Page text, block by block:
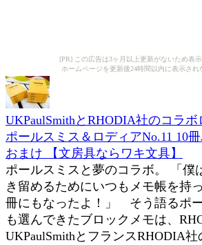
[PR] この広告は3ヶ月以上更新がないため表示
ホームページを更新後24時間以内に表示され
UKPaulSmithとRHODIA社のコラ
ポールスミス＆ロディアNo.11 10
おまけ 【文房具ならワキ文具】
ポールスミスと夢のコラボ。 「僕
き留めるためにいつもメモ帳を持
冊にもなったよ！」 そう語るポ
も選んできたブロックメモは、
UKPaulSmithとフランスRHODIA社